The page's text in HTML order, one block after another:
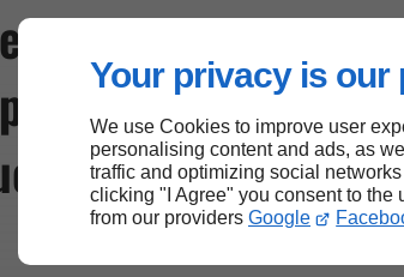
Your privacy is our
We use Cookies to improve user
personalising content and ads, as
traffic and optimizing social
clicking "I Agree" you consent to the
from our providers Google
de dépannage
pour toutes
près de Sainte-